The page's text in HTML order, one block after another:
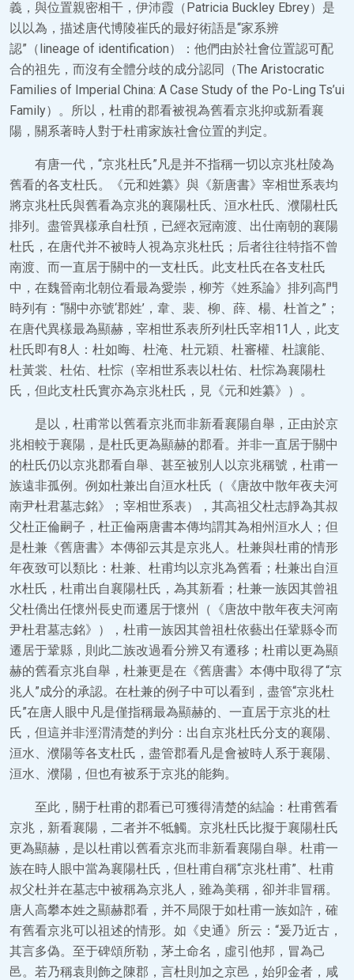
義，與位置親密相干，伊沛霞（Patricia Buckley Ebrey）是
以以為，描述唐代博陵崔氏的最好術語是“家系辨
認”（lineage of identification）：他們由於社會位置認可配
合的祖先，而沒有全體分歧的成分認同（The Aristocratic
Families of Imperial China: A Case Study of the Po-Ling Ts’ui
Family）。所以，杜甫的郡看被視為舊看京兆抑或新看襄
陽，關系著時人對于杜甫家族社會位置的判定。
有唐一代，“京兆杜氏”凡是并不指稱一切以京兆杜陵為
舊看的各支杜氏。《元和姓纂》與《新唐書》宰相世系表均
將京兆杜氏與舊看為京兆的襄陽杜氏、洹水杜氏、濮陽杜氏
排列。盡管異樣承自杜預，已經衣冠南渡、出仕南朝的襄陽
杜氏，在唐代并不被時人視為京兆杜氏；后者往往特指不曾
南渡、而一直居于關中的一支杜氏。此支杜氏在各支杜氏
中，在魏晉南北朝位看最為愛崇，柳芳《姓系論》排列高門
時列有：“關中亦號‘郡姓’，韋、裴、柳、薛、楊、杜首之”；
在唐代異樣最為顯赫，宰相世系表所列杜氏宰相11人，此支
杜氏即有8人：杜如晦、杜淹、杜元穎、杜審權、杜讓能、
杜黃裳、杜佑、杜悰（宰相世系表以杜佑、杜悰為襄陽杜
氏，但此支杜氏實亦為京兆杜氏，見《元和姓纂》）。
是以，杜甫常以舊看京兆而非新看襄陽自舉，正由於京
兆相較于襄陽，是杜氏更為顯赫的郡看。并非一直居于關中
的杜氏仍以京兆郡看自舉、甚至被別人以京兆稱號，杜甫一
族遠非孤例。例如杜兼出自洹水杜氏（《唐故中散年夜夫河
南尹杜君墓志銘》；宰相世系表），其高祖父杜志靜為其叔
父杜正倫嗣子，杜正倫兩唐書本傳均謂其為相州洹水人；但
是杜兼《舊唐書》本傳卻云其是京兆人。杜兼與杜甫的情形
年夜致可以類比：杜兼、杜甫均以京兆為舊看；杜兼出自洹
水杜氏，杜甫出自襄陽杜氏，為其新看；杜兼一族因其曾祖
父杜僑出任懷州長史而遷居于懷州（《唐故中散年夜夫河南
尹杜君墓志銘》），杜甫一族因其曾祖杜依藝出任鞏縣令而
遷居于鞏縣，則此二族改過看分辨又有遷移；杜甫以更為顯
赫的舊看京兆自舉，杜兼更是在《舊唐書》本傳中取得了“京
兆人”成分的承認。在杜兼的例子中可以看到，盡管“京兆杜
氏”在唐人眼中凡是僅指稱最為顯赫的、一直居于京兆的杜
氏，但這并非涇渭清楚的判分：出自京兆杜氏分支的襄陽、
洹水、濮陽等各支杜氏，盡管郡看凡是會被時人系于襄陽、
洹水、濮陽，但也有被系于京兆的能夠。
至此，關于杜甫的郡看已可獲得清楚的結論：杜甫舊看
京兆，新看襄陽，二者并不牴觸。京兆杜氏比擬于襄陽杜氏
更為顯赫，是以杜甫以舊看京兆而非新看襄陽自舉。杜甫一
族在時人眼中當為襄陽杜氏，但杜甫自稱“京兆杜甫”、杜甫
叔父杜并在墓志中被稱為京兆人，雖為美稱，卻并非冒稱。
唐人高攀本姓之顯赫郡看，并不局限于如杜甫一族如許，確
有舊看京兆可以祖述的情形。如《史通》所云：“爰乃近古，
其言多偽。至于碑頌所勒，茅土命名，虛引他邦，冒為己
邑。若乃稱袁則飾之陳郡，言杜則加之京邑，始卯金者，咸